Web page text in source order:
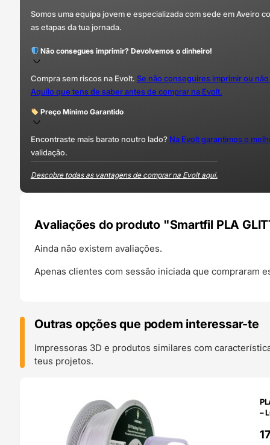
Somos uma equipa jovem e especializada com sede em Aveiro
as etapas da tua jornada.
Não consegues imprimir? Devolvemos o dinheiro!
Compra sem riscos na Evolt. Se não conseguires imprimir ou
Aquilo que tens de saber antes de comprar na Evolt.
Preço Mínimo Garantido
Encontraste mais barato noutro lado? Na Evolt garantimos o
validação.
Descobre todas as vantagens de comprar na Evolt aqui.
Avaliações do produto "Smartfil PLA
Ainda não existem avaliações.
Apenas clientes com sessão iniciada que compraram
Outras opções que podem interessar-te
Impressoras 3D e produtos similares com
teus projetos.
–